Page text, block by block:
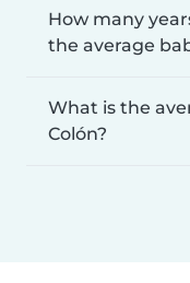
How many
the average
What is the
Colón?